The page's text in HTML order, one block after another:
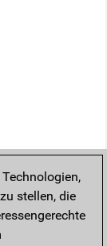
stellen, die